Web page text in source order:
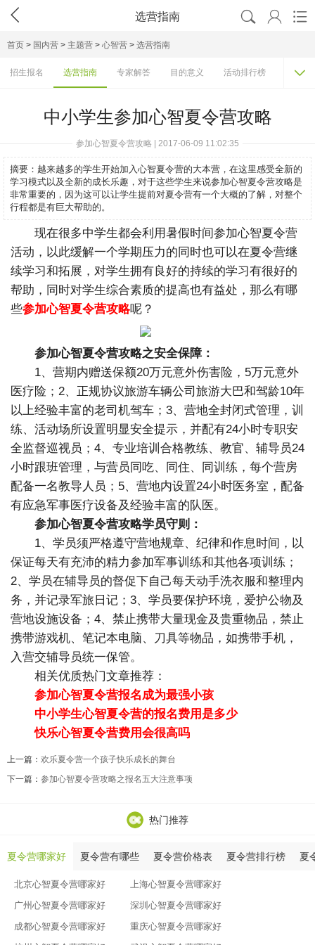
 选营指南   
首页 > 国内营 > 主题营 > 心智营 > 选营指南
招生报名 选营指南 专家解答 目的意义 活动排行榜 机构大

中小学生参加心智夏令营攻略
参加心智夏令营攻略 | 2017-06-09 11:02:35
摘要： 越来越多的学生开始加入心智夏令营的大本营，在这里感受全新的
学习模式以及全新的成长乐趣，对于这些学生来说参加心智夏令营攻略是
非常重要的，因为这可以让学生提前对夏令营有一个大概的了解，对整个
行程都是有巨大帮助的。
现在很多中学生都会利用暑假时间参加心智夏令营
活动，以此缓解一个学期压力的同时也可以在夏令营继
续学习和拓展，对学生拥有良好的持续的学习有很好的
帮助，同时对学生综合素质的提高也有益处，那么有哪
些参加心智夏令营攻略呢？
参加心智夏令营攻略之安全保障：
1、营期内赠送保额20万元意外伤害险，5万元意外
医疗险；2、正规协议旅游车辆公司旅游大巴和驾龄10年
以上经验丰富的老司机驾车；3、营地全封闭式管理，训
练、活动场所设置明显安全提示，并配有24小时专职安
全监督巡视员；4、专业培训合格教练、教官、辅导员24
小时跟班管理，与营员同吃、同住、同训练，每个营房
配备一名教导人员；5、营地内设置24小时医务室，配备
有应急军事医疗设备及经验丰富的队医。
参加心智夏令营攻略学员守则：
1、学员须严格遵守营地规章、纪律和作息时间，以
保证每天有充沛的精力参加军事训练和其他各项训练；
2、学员在辅导员的督促下自己每天动手洗衣服和整理内
务，并记录军旅日记；3、学员要保护环境，爱护公物及
营地设施设备；4、禁止携带大量现金及贵重物品，禁止
携带游戏机、笔记本电脑、刀具等物品，如携带手机，
入营交辅导员统一保管。
相关优质热门文章推荐：
参加心智夏令营报名成为最强小孩
中小学生心智夏令营的报名费用是多少
快乐心智夏令营费用会很高吗
上一篇： 欢乐夏令营一个孩子快乐成长的舞台
下一篇： 参加心智夏令营攻略之报名五大注意事项
热门推荐
夏令营哪家好 夏令营有哪些 夏令营价格表 夏令营排行榜 夏
北京心智夏令营哪家好
上海心智夏令营哪家好
广州心智夏令营哪家好
深圳心智夏令营哪家好
成都心智夏令营哪家好
重庆心智夏令营哪家好